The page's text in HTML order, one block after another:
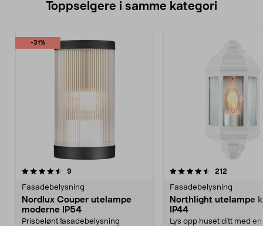
Toppselgere i samme kategori
-31%
9anmeldelser
Fasadebelysning
Nordlux Couper utelampe
moderne IP54
Prisbelønt fasadebelysning
4.5 av 5 stjerner 212
Fasadebelysning
Northlight utelampe klassisk
IP44
Lys opp huset ditt med en
4.5 av 5 stjerner